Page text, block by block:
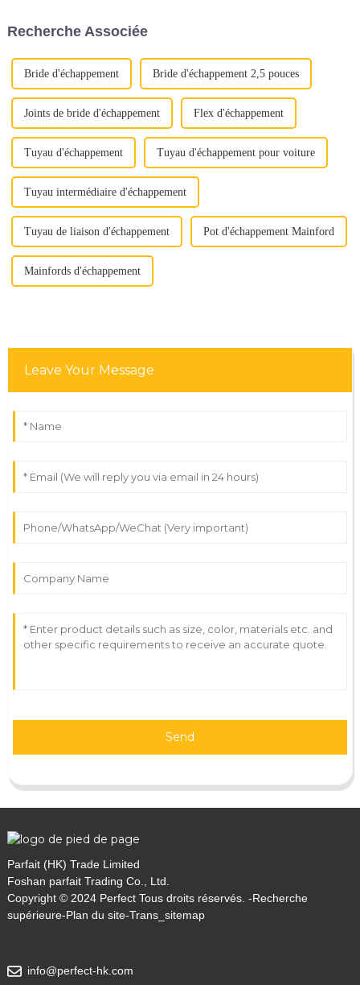
qualité »
Recherche Associée
Bride d'échappement Bride d'échappement 2,5 pouces
Joints de bride d'échappement Flex d'échappement
Tuyau d'échappement Tuyau d'échappement pour voiture
Tuyau intermédiaire d'échappement
Tuyau de liaison d'échappement Pot d'échappement Mainford
Mainfords d'échappement
Leave Your Message
Send
Parfait (HK) Trade Limited
Foshan parfait Trading Co., Ltd.
Copyright © 2024 Perfect Tous droits réservés. -Recherche
supérieure-Plan du site-Trans_sitemap
info@perfect-hk.com